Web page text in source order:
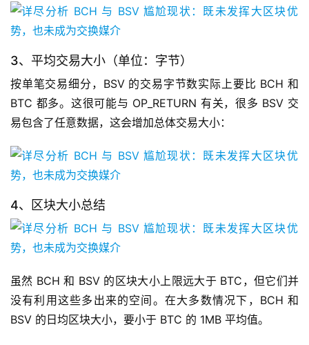
3、平均交易大小（单位：字节）
按单笔交易细分，BSV 的交易字节数实际上要比 BCH 和
BTC 都多。这很可能与 OP_RETURN 有关，很多 BSV 交
易包含了任意数据，这会增加总体交易大小：
4、区块大小总结
虽然 BCH 和 BSV 的区块大小上限远大于 BTC，但它们并
没有利用这些多出来的空间。在大多数情况下，BCH 和
BSV 的日均区块大小，要小于 BTC 的 1MB 平均值。